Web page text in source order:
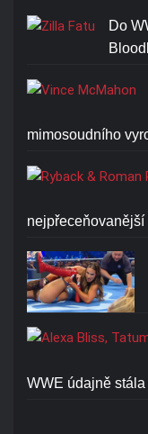
Do
mimosoudního
nejpřeceňovanější
WWE údajně